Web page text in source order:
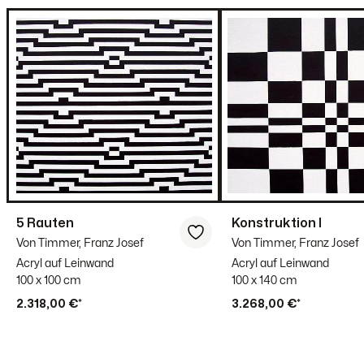
5 Rauten
Von Timmer, Franz Josef
Acryl auf Leinwand
100 x 100 cm
2.318,00 €*
Konstruktion I
Von Timmer, Franz Josef
Acryl auf Leinwand
100 x 140 cm
3.268,00 €*